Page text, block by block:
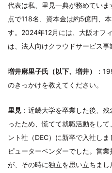
代表は私、里見一典が務めてい
点で118名、資本金は約5億円、
す。2024年12月には、大阪オフ
は、法人向けクラウドサービス事
増井麻里子氏（以下、増井）
：
のきっかけを教えてください。
里見 ：近畿大学を卒業した後、
ったため、慌てて就職活動をし
ント社（DEC）に新卒で入社し
ピューターベンダーでした。営
が、その時に独立を思い立ちま